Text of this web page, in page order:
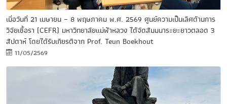
เมื่อวันที่ 21 เมษายน – 8 พฤษภาคม พ.ศ. 2569 ศูนย์ความเป็นเลิศด้านการ
วิจัยเชื้อรา (CEFR) มหาวิทยาลัยแม่ฟ้าหลวง ได้จัดสัมมนาระยะยาวตลอด 3
สัปดาห์ โดยได้รับเกียรติจาก Prof. Teun Boekhout
11/05/2569